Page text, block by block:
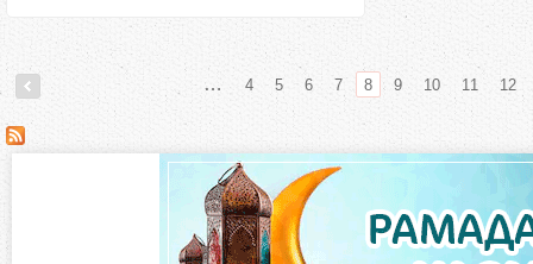
С
о
… 4 5 6 7 8 9 10 11 12